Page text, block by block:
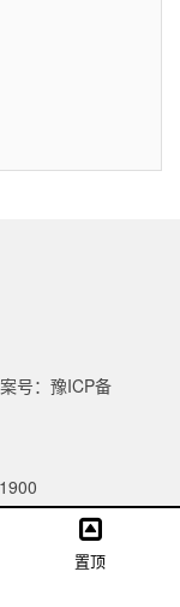
号：豫ICP备
置顶